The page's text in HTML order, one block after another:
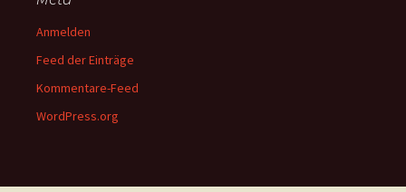
Anmelden
Feed der Einträge
Kommentare-Feed
WordPress.org